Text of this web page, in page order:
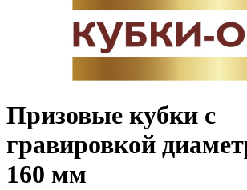
Призовые кубки с
гравировкой
160 мм